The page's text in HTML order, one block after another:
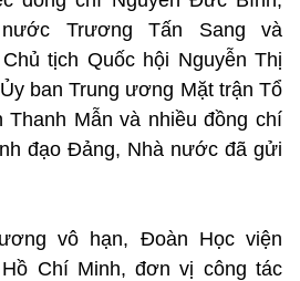
Trương Tấn Sang và
tịch Quốc hội Nguyễn Thị
ban Trung ương Mặt trận Tổ
Thanh Mẫn và nhiều đồng chí
đạo Đảng, Nhà nước đã gửi
vô hạn, Đoàn Học viện
Chí Minh, đơn vị công tác